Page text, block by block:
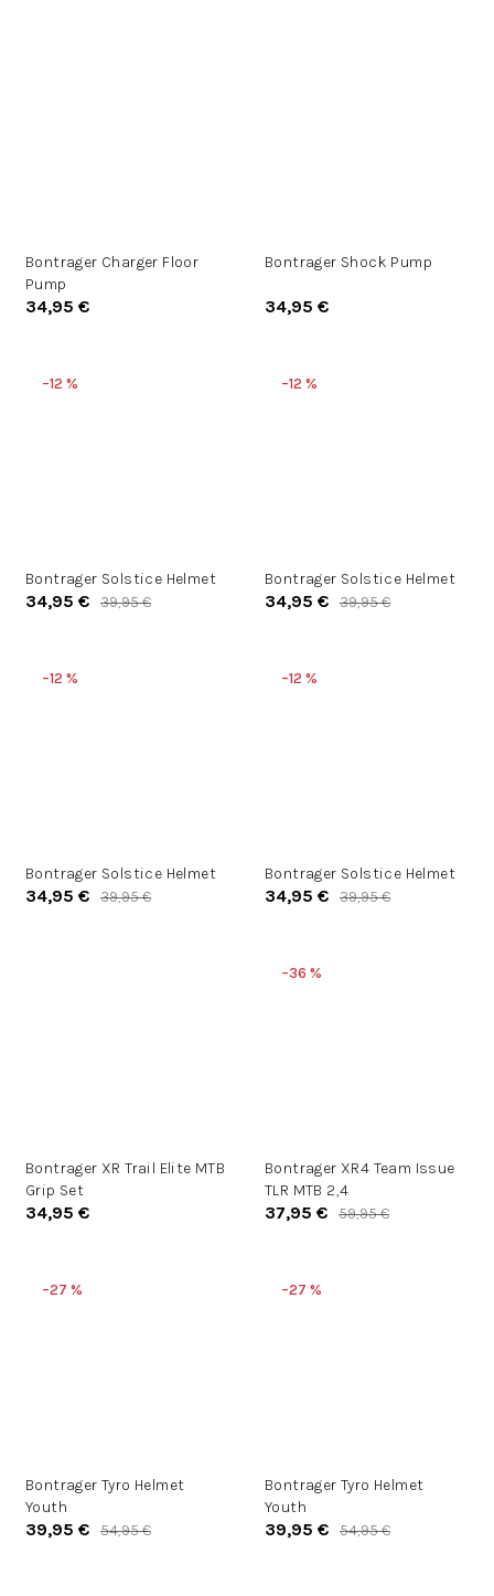
Bontrager Charger Floor
Pump
34,95 €
Bontrager Shock Pump
34,95 €
–12 %
Bontrager Solstice Helmet
34,95 € 39,95 €
–12 %
Bontrager Solstice Helmet
34,95 € 39,95 €
–12 %
Bontrager Solstice Helmet
34,95 € 39,95 €
–12 %
Bontrager Solstice Helmet
34,95 € 39,95 €
Bontrager XR Trail Elite MTB
Grip Set
34,95 €
–36 %
Bontrager XR4 Team Issue
TLR MTB 2,4
37,95 € 59,95 €
–27 %
Bontrager Tyro Helmet
Youth
39,95 € 54,95 €
–27 %
Bontrager Tyro Helmet
Youth
39,95 € 54,95 €